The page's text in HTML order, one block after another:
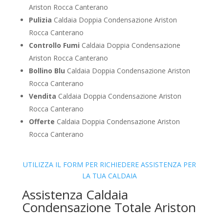
Ariston Rocca Canterano
Pulizia Caldaia Doppia Condensazione Ariston
Rocca Canterano
Controllo Fumi Caldaia Doppia Condensazione
Ariston Rocca Canterano
Bollino Blu Caldaia Doppia Condensazione Ariston
Rocca Canterano
Vendita Caldaia Doppia Condensazione Ariston
Rocca Canterano
Offerte Caldaia Doppia Condensazione Ariston
Rocca Canterano
UTILIZZA IL FORM PER RICHIEDERE ASSISTENZA PER
LA TUA CALDAIA
Assistenza Caldaia
Condensazione Totale Ariston